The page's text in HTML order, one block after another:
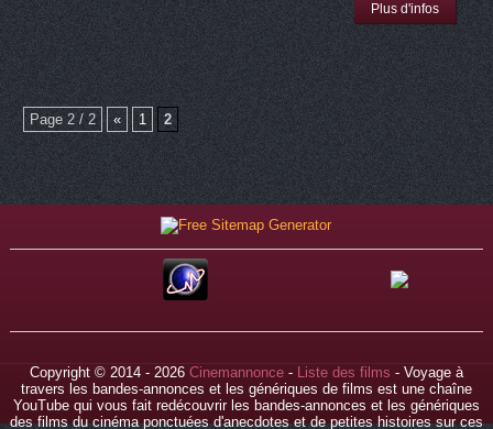
Plus d'infos
Page 2 / 2 « 1 2
Copyright © 2014 - 2026 Cinemannonce- Liste des films - Voyage à
travers les bandes-annonces et les génériques de films est une chaîne
YouTube qui vous fait redécouvrir les bandes-annonces et les génériques
des films du cinéma ponctuées d'anecdotes et de petites histoires sur ces